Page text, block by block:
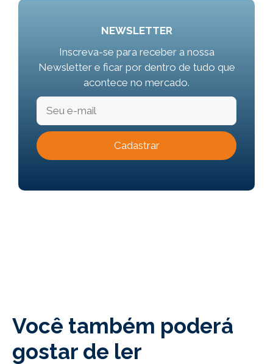
NEWSLETTER
Inscreva-se para receber a nossa
Newsletter e ficar por dentro de tudo que
acontece no mercado.
Você também poderá
gostar de ler